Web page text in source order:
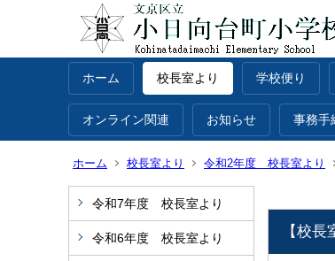
ホーム 校長室より 学校便り
オンライン関連 お知らせ 事務手
ホーム 校長室より 令和2年度 校長室より
令和7年度 校長室より
令和6年度 校長室より 【校